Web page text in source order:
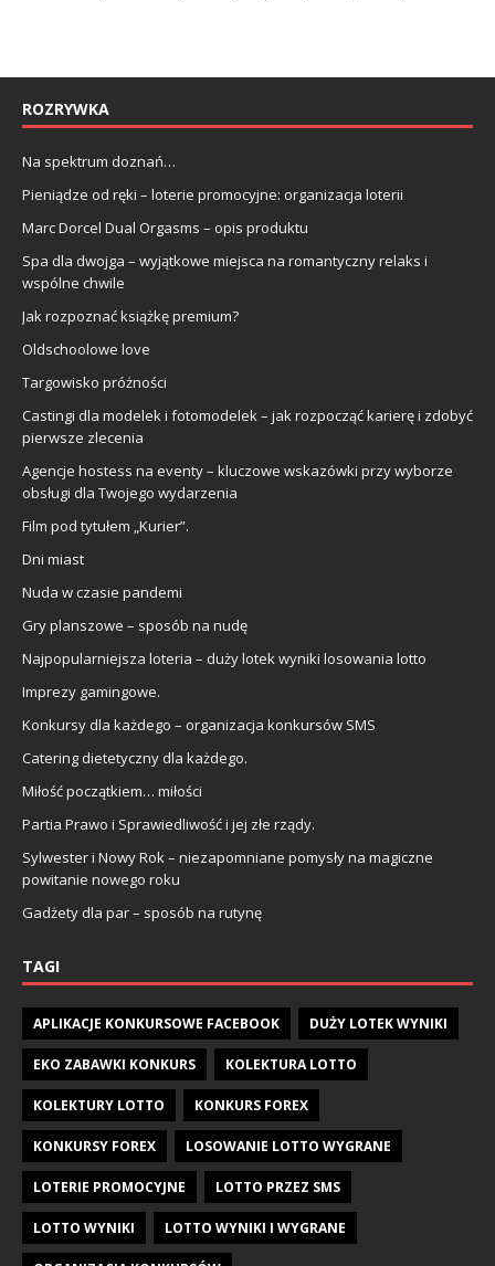
ROZRYWKA
Na spektrum doznań…
Pieniądze od ręki – loterie promocyjne: organizacja loterii
Marc Dorcel Dual Orgasms – opis produktu
Spa dla dwojga – wyjątkowe miejsca na romantyczny relaks i
wspólne chwile
Jak rozpoznać książkę premium?
Oldschoolowe love
Targowisko próżności
Castingi dla modelek i fotomodelek – jak rozpocząć karierę i zdobyć
pierwsze zlecenia
Agencje hostess na eventy – kluczowe wskazówki przy wyborze
obsługi dla Twojego wydarzenia
Film pod tytułem „Kurier”.
Dni miast
Nuda w czasie pandemi
Gry planszowe – sposób na nudę
Najpopularniejsza loteria – duży lotek wyniki losowania lotto
Imprezy gamingowe.
Konkursy dla każdego – organizacja konkursów SMS
Catering dietetyczny dla każdego.
Miłość początkiem… miłości
Partia Prawo i Sprawiedliwość i jej złe rządy.
Sylwester i Nowy Rok – niezapomniane pomysły na magiczne
powitanie nowego roku
Gadżety dla par – sposób na rutynę
TAGI
APLIKACJE KONKURSOWE FACEBOOK DUŻY LOTEK WYNIKI
EKO ZABAWKI KONKURS KOLEKTURA LOTTO
KOLEKTURY LOTTO KONKURS FOREX
KONKURSY FOREX LOSOWANIE LOTTO WYGRANE
LOTERIE PROMOCYJNE LOTTO PRZEZ SMS
LOTTO WYNIKI LOTTO WYNIKI I WYGRANE